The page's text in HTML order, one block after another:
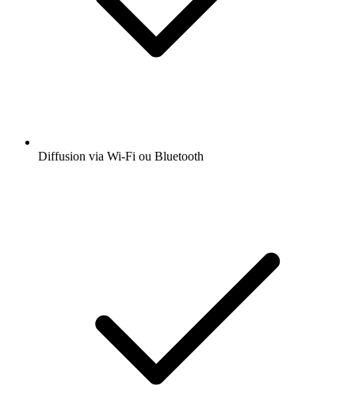
Diffusion via Wi-Fi ou Bluetooth